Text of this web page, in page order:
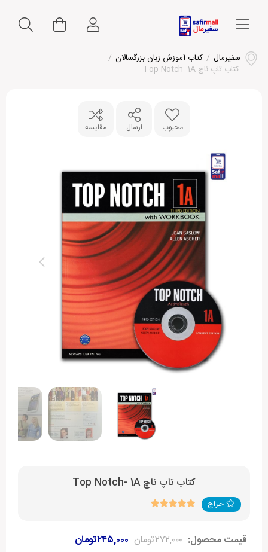
سفیرمال / کتاب آموزش زبان بزرگسالان /
کتاب تاپ ناچ Top Notch- 1A
محبوب ارسال مقایسه
کتاب تاپ ناچ Top Notch- 1A
حراج
قیمت محصول: تومان۲۷۲,۰۰۰ تومان۲۴۵,۰۰۰